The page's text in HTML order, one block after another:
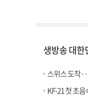
생방송 대한
스위스 도착
KF-21 첫 초